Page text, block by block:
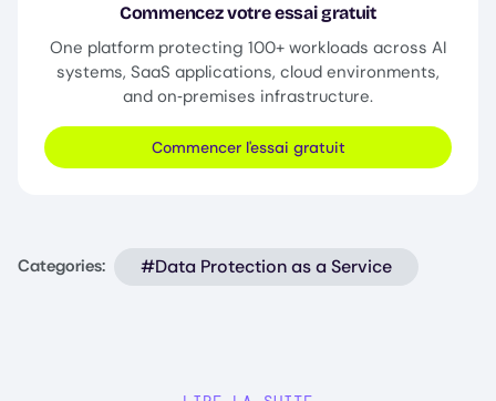
Commencez votre essai gratuit
One platform protecting 100+ workloads across AI
systems, SaaS applications, cloud environments,
and on‑premises infrastructure.
Commencer l'essai gratuit
Categories: #Data Protection as a Service